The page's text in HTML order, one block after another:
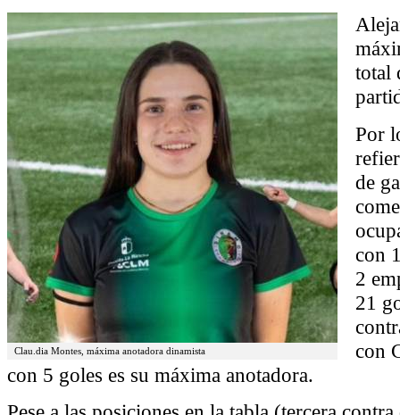
Clau.dia Montes, máxima anotadora dinamista
total
Por
de
con
2
21
con
con 5 goles es su máxima anotadora.